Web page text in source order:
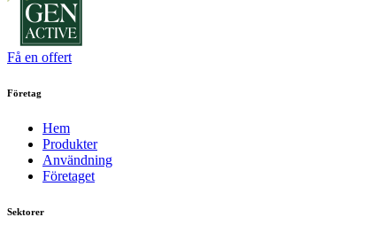
Få en offert
Företag
Hem
Produkter
Användning
Företaget
Sektorer